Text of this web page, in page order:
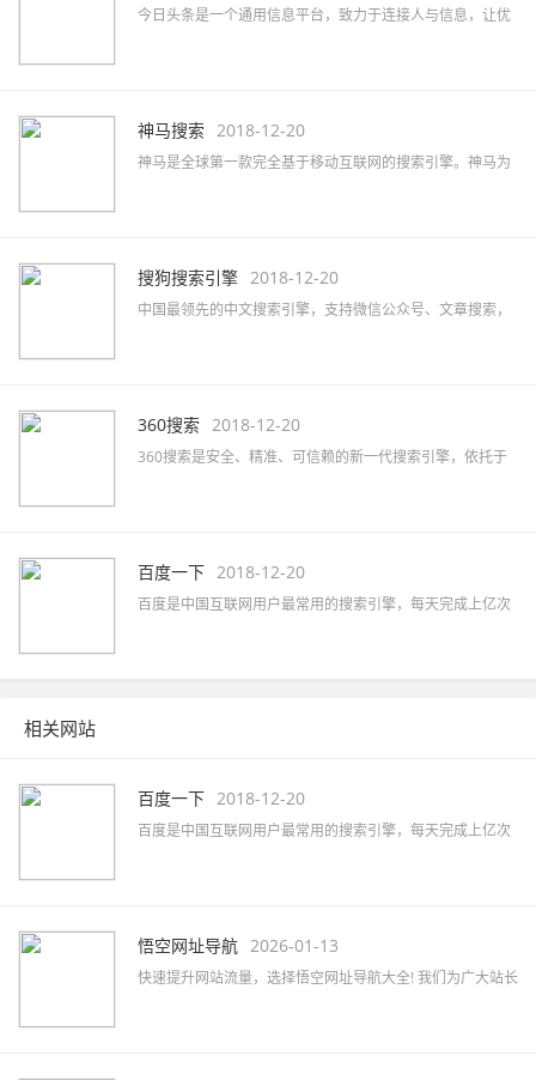
今日头条是一个通用信息平台，致力于连接人与信息，让优
神马搜索 2018-12-20
神马是全球第一款完全基于移动互联网的搜索引擎。神马为
搜狗搜索引擎 2018-12-20
中国最领先的中文搜索引擎，支持微信公众号、文章搜索，
360搜索 2018-12-20
360搜索是安全、精准、可信赖的新一代搜索引擎，依托于
百度一下 2018-12-20
百度是中国互联网用户最常用的搜索引擎，每天完成上亿次
相关网站
百度一下 2018-12-20
百度是中国互联网用户最常用的搜索引擎，每天完成上亿次
悟空网址导航 2026-01-13
快速提升网站流量，选择悟空网址导航大全! 我们为广大站长